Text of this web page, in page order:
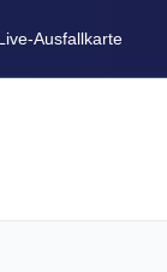
Ausfallkarte